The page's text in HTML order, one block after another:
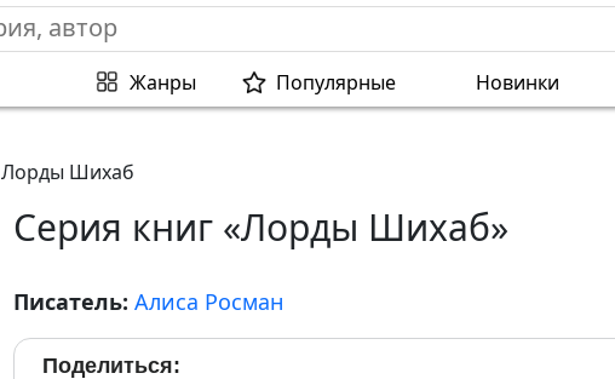
Жанры Популярные Новинки
Лорды Шихаб
Серия книг «Лорды Шихаб»
Писатель: Алиса Росман
Поделиться: